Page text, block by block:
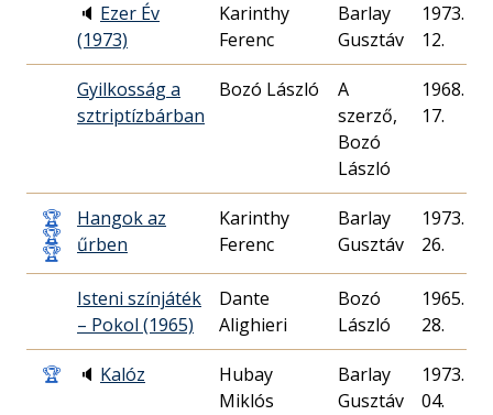
🔈 Ezer Év
(1973)
Karinthy
Ferenc
Barlay
Gusztáv
1973. 12.
12.
Gyilkosság a
sztriptízbárban
Bozó László
A
szerző,
Bozó
László
1968. 02.
17.
🏆
🏆
🏆
Hangok az
űrben
Karinthy
Ferenc
Barlay
Gusztáv
1973. 02.
26.
Isteni színjáték
– Pokol (1965)
Dante
Alighieri
Bozó
László
1965. 05.
28.
🏆 🔈 Kalóz
Hubay
Miklós
Barlay
Gusztáv
1973. 07.
04.